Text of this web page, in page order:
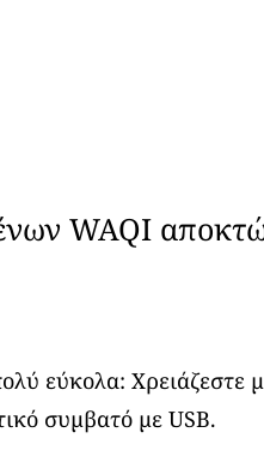
WAQI
εύκολα: Χρειάζεστε
συμβατό με USB.